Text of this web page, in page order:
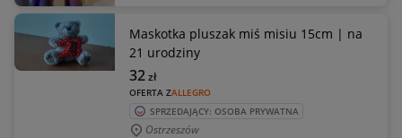
Maskotka pluszak miś misiu 15cm | na
21 urodziny
OFERTA ZALLEGRO
32zł
SPRZEDAJĄCY: OSOBA PRYWATNA
Ostrzeszów